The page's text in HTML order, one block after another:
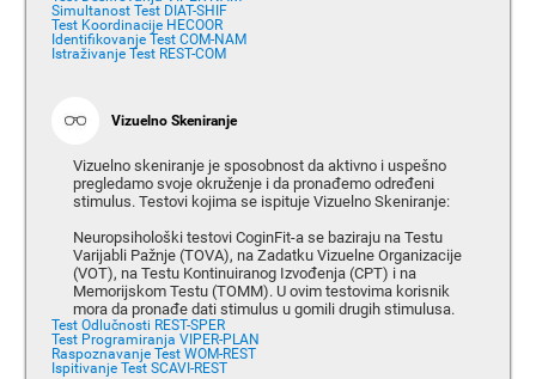
Simultanost Test DIAT-SHIF
Test Koordinacije HECOOR
Identifikovanje Test COM-NAM
Istraživanje Test REST-COM
Vizuelno Skeniranje
Vizuelno skeniranje je sposobnost da aktivno i uspešno
pregledamo svoje okruženje i da pronađemo određeni
stimulus. Testovi kojima se ispituje Vizuelno Skeniranje:
Neuropsihološki testovi CoginFit-a se baziraju na Testu
Varijabli Pažnje (TOVA), na Zadatku Vizuelne Organizacije
(VOT), na Testu Kontinuiranog Izvođenja (CPT) i na
Memorijskom Testu (TOMM). U ovim testovima korisnik
mora da pronađe dati stimulus u gomili drugih stimulusa.
Test Odlučnosti REST-SPER
Test Programiranja VIPER-PLAN
Raspoznavanje Test WOM-REST
Ispitivanje Test SCAVI-REST